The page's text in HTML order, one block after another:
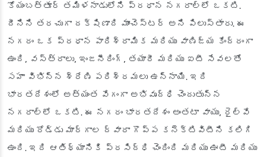
కోయంబత్తూర్ తమిళనాడులోని ప్రధాన నగరాల్లో ఒకటి.
దీనిని తరచుగా దక్షిణాది మాంచెస్టర్ అని పిలుస్తారు. ఈ
నగరం ఒక ప్రధాన పారిశ్రామిక మరియు వాణిజ్య కేంద్రంగా
ఉంది, వస్త్రాలు, ఇంజనీరింగ్, తయారీ మరియు ఐటీ సేవలతో
సహా విభిన్న శ్రేణి పరిశ్రమలు ఉన్నాయి. ఇది
భారతదేశంలో అత్యంత వేగంగా అభివృద్ధి చెందుతున్న
నగరాల్లో ఒకటి. ఈ నగరం భారతదేశం అంతటా వాయు, రైల్వే
మరియు రోడ్డు మార్గాల ద్వారా గొప్ప కనెక్టివిటీని కలిగి
ఉంది. ఇది ఆతిథ్యానికి ప్రసిద్ధి చెందింది మరియు ఊటీ మరియు